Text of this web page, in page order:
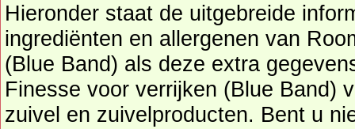
Hieronder staat de uitgebreide
ingrediënten en allergenen van Room, Finesse voor verrijken
(Blue Band) als deze extra
Finesse voor verrijken (Blue Band)
zuivel en zuivelproducten. Bent u nieuwsgierig naar andere